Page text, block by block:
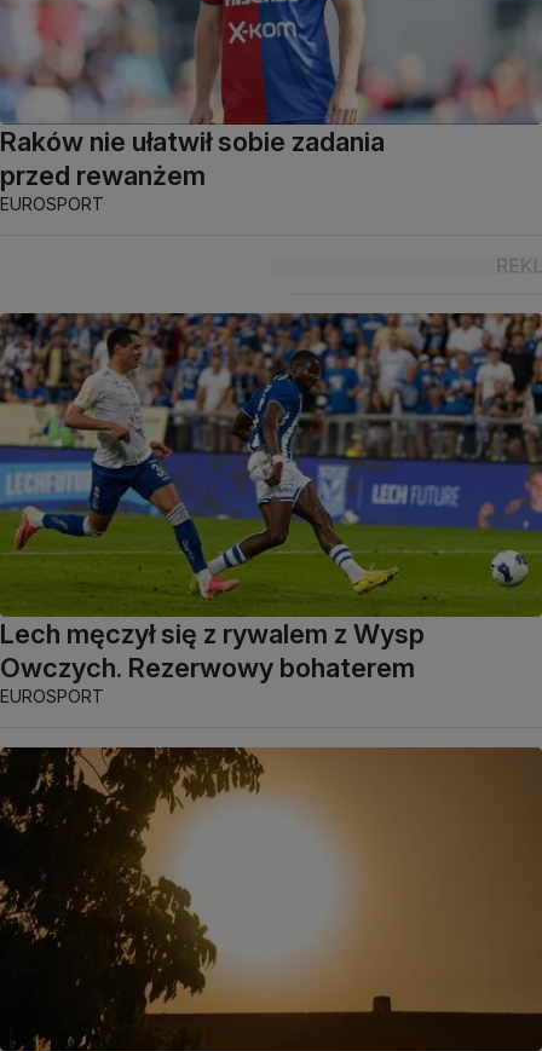
Raków nie ułatwił sobie zadania
przed rewanżem
EUROSPORT
Lech męczył się z rywalem z Wysp
Owczych. Rezerwowy bohaterem
EUROSPORT